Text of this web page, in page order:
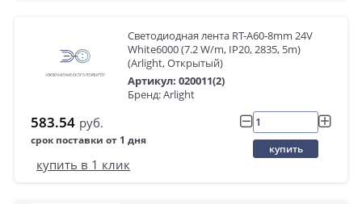
Светодиодная лента RT-A60-8mm 24V
White6000 (7.2 W/m, IP20, 2835, 5m)
(Arlight, Открытый)
Артикул: 020011(2)
Бренд: Arlight
583.54 руб.
срок поставки от 1 дня
купить
купить в 1 клик